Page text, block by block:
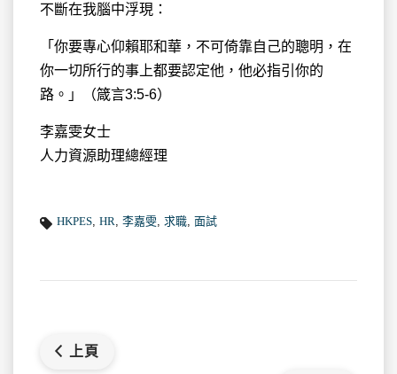
不斷在我腦中浮現：
「你要專心仰賴耶和華，不可倚靠自己的聰明，在
你一切所行的事上都要認定他，他必指引你的
路。」（箴言3:5-6）
李嘉雯女士
人力資源助理總經理
HKPES, HR, 李嘉雯, 求職, 面試
上頁